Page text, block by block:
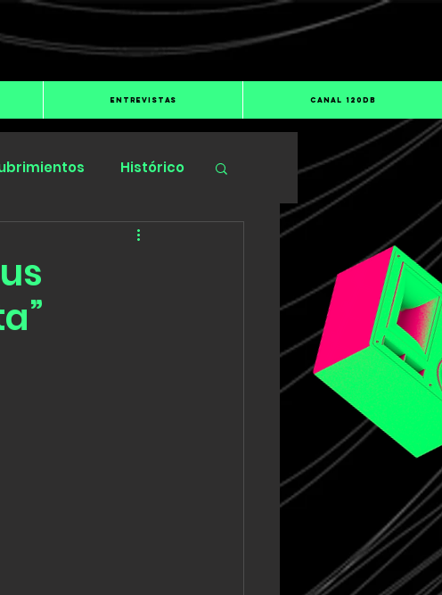
ENTREVISTAS CANAL 120dB
Histórico